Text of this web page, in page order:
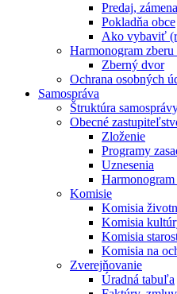
Predaj,
Pokladňa obce
Ako vybaviť
Harmonogram zberu
Zberný dvor
Ochrana osobných
Samospráva
Štruktúra
Obecné
Zloženie
Programy
Uznesenia
Harmonogram
Komisie
Komisia
Komisia
Komisia
Komisia na
Zverejňovanie
Úradná tabuľa